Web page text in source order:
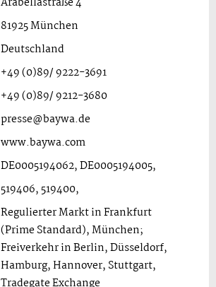
81925 München
Deutschland
+49 (0)89/ 9222-3691
+49 (0)89/ 9212-3680
presse@baywa.de
www.baywa.com
DE0005194062, DE0005194005,
519406, 519400,
Regulierter Markt in Frankfurt
(Prime Standard), München;
Freiverkehr in Berlin, Düsseldorf,
Hamburg, Hannover, Stuttgart,
Tradegate Exchange